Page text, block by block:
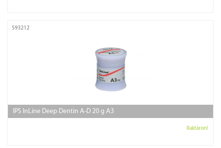
593212
IPS InLine Deep Dentin A-D 20 g A3
Raktáron!